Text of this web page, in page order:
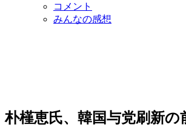
コメント
みんなの感想
朴槿恵氏、韓国与党刷新の